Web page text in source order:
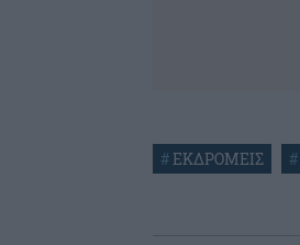
#ΕΚΔΡΟΜΕΙΣ #